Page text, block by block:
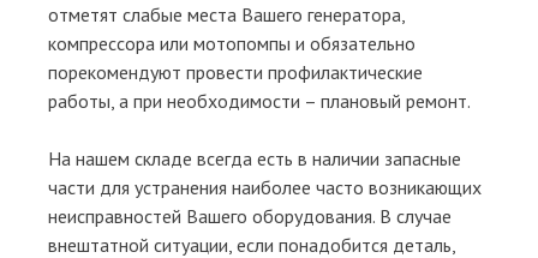
отметят слабые места Вашего генератора,
компрессора или мотопомпы и обязательно
порекомендуют провести профилактические
работы, а при необходимости – плановый ремонт.
На нашем складе всегда есть в наличии запасные
части для устранения наиболее часто возникающих
неисправностей Вашего оборудования. В случае
внештатной ситуации, если понадобится деталь,